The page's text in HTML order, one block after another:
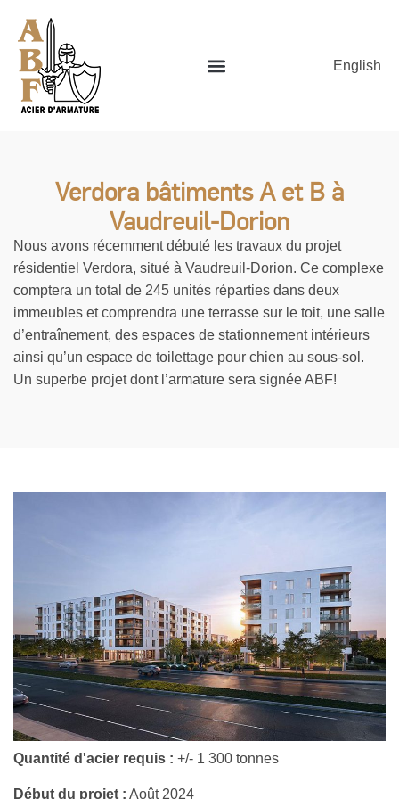
English
Verdora bâtiments A et B à
Vaudreuil-Dorion
Nous avons récemment débuté les travaux du projet
résidentiel Verdora, situé à Vaudreuil-Dorion. Ce complexe
comptera un total de 245 unités réparties dans deux
immeubles et comprendra une terrasse sur le toit, une salle
d’entraînement, des espaces de stationnement intérieurs
ainsi qu’un espace de toilettage pour chien au sous-sol.
Un superbe projet dont l’armature sera signée ABF!
Quantité d'acier requis : +/- 1 300 tonnes
Début du projet : Août 2024